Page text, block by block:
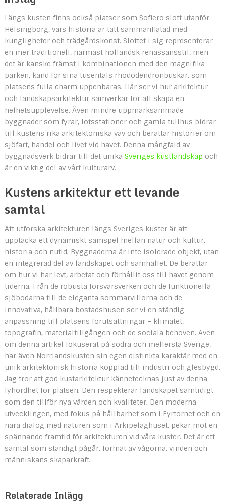
Längs kusten finns också platser som Sofiero slott utanför
Helsingborg, vars historia är tätt sammanflätad med
kungligheter och trädgårdskonst. Slottet i sig representerar
en mer traditionell, närmast holländsk renässansstil, men
det är kanske främst i kombinationen med den magnifika
parken, känd för sina tusentals rhododendronbuskar, som
platsens fulla charm uppenbaras. Här ser vi hur arkitektur
och landskapsarkitektur samverkar för att skapa en
helhetsupplevelse. Även mindre uppmärksammade
byggnader som fyrar, lotsstationer och gamla tullhus bidrar
till kustens rika arkitektoniska väv och berättar historier om
sjöfart, handel och livet vid havet. Denna mångfald av
byggnadsverk bidrar till det unika Sveriges kustlandskap och
är en viktig del av vårt kulturarv.
Kustens arkitektur ett levande
samtal
Att utforska arkitekturen längs Sveriges kuster är att
upptäcka ett dynamiskt samspel mellan natur och kultur,
historia och nutid. Byggnaderna är inte isolerade objekt, utan
en integrerad del av landskapet och samhället. De berättar
om hur vi har levt, arbetat och förhållit oss till havet genom
tiderna. Från de robusta försvarsverken och de funktionella
sjöbodarna till de eleganta sommarvillorna och de
innovativa, hållbara bostadshusen ser vi en ständig
anpassning till platsens förutsättningar – klimatet,
topografin, materialtillgången och de sociala behoven. Även
om denna artikel fokuserat på södra och mellersta Sverige,
har även Norrlandskusten sin egen distinkta karaktär med en
unik arkitektonisk historia kopplad till industri och glesbygd.
Jag tror att god kustarkitektur kännetecknas just av denna
lyhördhet för platsen. Den respekterar landskapet samtidigt
som den tillför nya värden och kvaliteter. Den moderna
utvecklingen, med fokus på hållbarhet som i Fyrtornet och en
nära dialog med naturen som i Arkipelaghuset, pekar mot en
spännande framtid för arkitekturen vid våra kuster. Det är ett
samtal som ständigt pågår, format av vågorna, vinden och
människans skaparkraft.
Relaterade Inlägg